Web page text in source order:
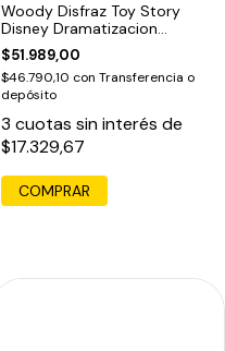
Woody Disfraz Toy Story
Disney Dramatizacion
Educando
$51.989,00
$46.790,10 con Transferencia o
depósito
3 cuotas sin interés de
$17.329,67
COMPRAR